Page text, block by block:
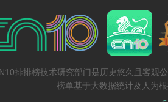
排排榜技术研究部门是历史悠久且客观
榜单基于大数据统计及人为